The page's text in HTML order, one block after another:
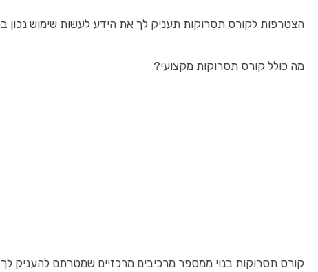
הצטרפות לקורס תסרוקות תעניק לך את הידע לעשות שימוש נכון
מה כולל קורס תסרוקות מקצועי?
קורס תסרוקות בנוי ממספר מרכיבים מרכזיים שמטרתם להעניק